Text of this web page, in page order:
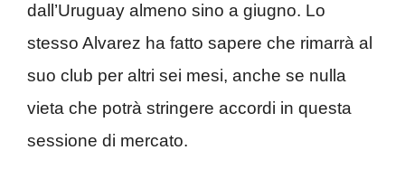
dall’Uruguay almeno sino a giugno. Lo
stesso Alvarez ha fatto sapere che rimarrà al
suo club per altri sei mesi, anche se nulla
vieta che potrà stringere accordi in questa
sessione di mercato.